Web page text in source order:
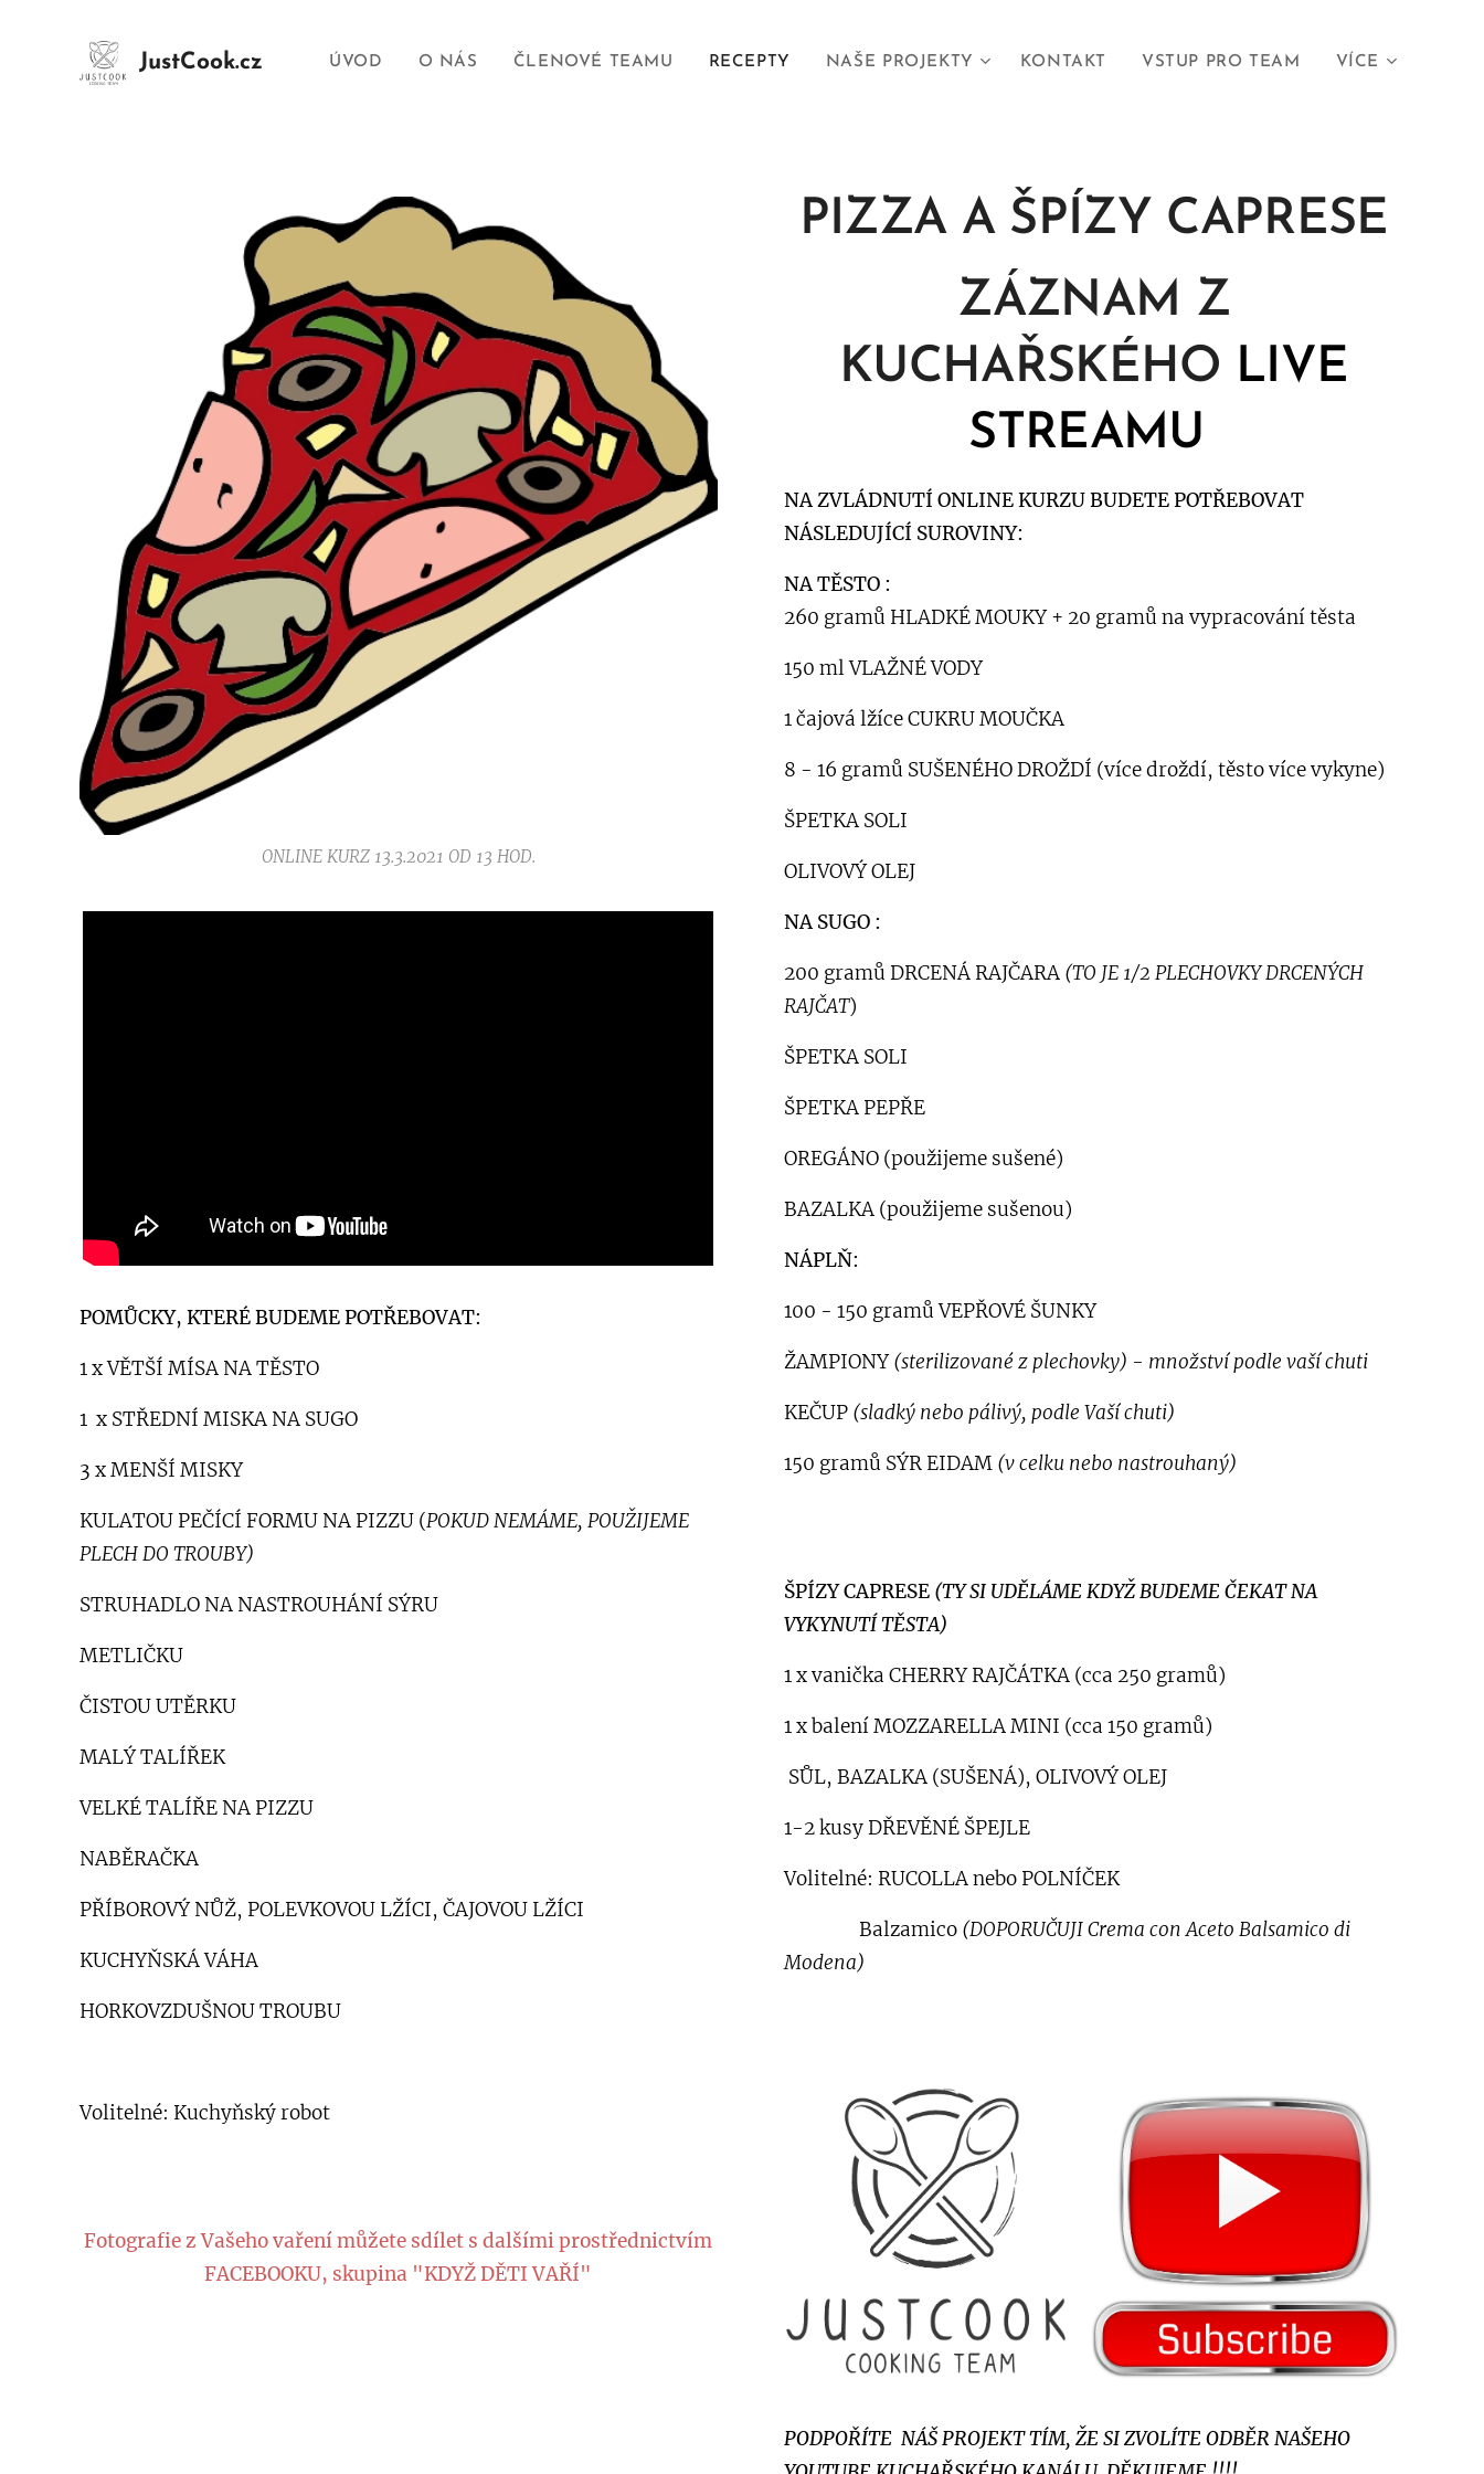
JustCook.cz ÚVOD O NÁS ČLENOVÉ TEAMU RECEPTY NAŠE PROJEKTY KONTAKT VSTUP PRO TEAM VÍCE
ONLINE KURZ 13.3.2021 OD 13 HOD.
POMŮCKY, KTERÉ BUDEME POTŘEBOVAT:
1 x VĚTŠÍ MÍSA NA TĚSTO
1 x STŘEDNÍ MISKA NA SUGO
3 x MENŠÍ MISKY
KULATOU PEČÍCÍ FORMU NA PIZZU (POKUD NEMÁME, POUŽIJEME
PLECH DO TROUBY)
STRUHADLO NA NASTROUHÁNÍ SÝRU
METLIČKU
ČISTOU UTĚRKU
MALÝ TALÍŘEK
VELKÉ TALÍŘE NA PIZZU
NABĚRAČKA
PŘÍBOROVÝ NŮŽ, POLEVKOVOU LŽÍCI, ČAJOVOU LŽÍCI
KUCHYŇSKÁ VÁHA
HORKOVZDUŠNOU TROUBU
Volitelné: Kuchyňský robot
Fotografie z Vašeho vaření můžete sdílet s dalšími prostřednictvím
FACEBOOKU, skupina "KDYŽ DĚTI VAŘÍ"
PIZZA A ŠPÍZY CAPRESE
ZÁZNAM Z
KUCHAŘSKÉHO LIVE
STREAMU
NA ZVLÁDNUTÍ ONLINE KURZU BUDETE POTŘEBOVAT
NÁSLEDUJÍCÍ SUROVINY:
NA TĚSTO :
260 gramů HLADKÉ MOUKY + 20 gramů na vypracování těsta
150 ml VLAŽNÉ VODY
1 čajová lžíce CUKRU MOUČKA
8 - 16 gramů SUŠENÉHO DROŽDÍ (více droždí, těsto více vykyne)
ŠPETKA SOLI
OLIVOVÝ OLEJ
NA SUGO :
200 gramů DRCENÁ RAJČARA (TO JE 1/2 PLECHOVKY DRCENÝCH
RAJČAT)
ŠPETKA SOLI
ŠPETKA PEPŘE
OREGÁNO (použijeme sušené)
BAZALKA (použijeme sušenou)
NÁPLŇ:
100 - 150 gramů VEPŘOVÉ ŠUNKY
ŽAMPIONY(sterilizované z plechovky) - množství podle vaší chuti
KEČUP (sladký nebo pálivý, podle Vaší chuti)
150 gramů SÝR EIDAM(v celku nebo nastrouhaný)
ŠPÍZY CAPRESE (TY SI UDĚLÁME KDYŽ BUDEME ČEKAT NA
VYKYNUTÍ TĚSTA)
1 x vanička CHERRY RAJČÁTKA (cca 250 gramů)
1 x balení MOZZARELLA MINI (cca 150 gramů)
SŮL, BAZALKA (SUŠENÁ), OLIVOVÝ OLEJ
1-2 kusy DŘEVĚNÉ ŠPEJLE
Volitelné: RUCOLLA nebo POLNÍČEK
Balzamico (DOPORUČUJI Crema con Aceto Balsamico di
Modena)
PODPOŘÍTE NÁŠ PROJEKT TÍM, ŽE SI ZVOLÍTE ODBĚR NAŠEHO